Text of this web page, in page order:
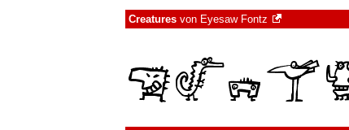
Creatures von Eyesaw Fontz